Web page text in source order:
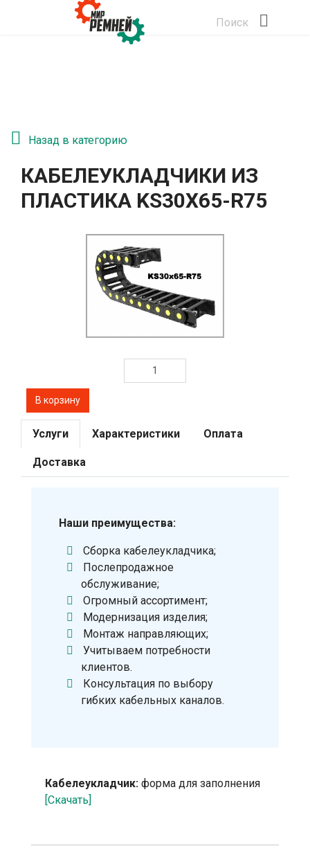
Поиск
Назад в категорию
КАБЕЛЕУКЛАДЧИКИ ИЗ
ПЛАСТИКА KS30Х65-R75
Услуги Характеристики Оплата
Доставка
Наши преимущества:
Сборка кабелеукладчика;
Послепродажное
обслуживание;
Огромный ассортимент;
Модернизация изделия;
Монтаж направляющих;
Учитываем потребности
клиентов.
Консультация по выбору
гибких кабельных каналов.
Кабелеукладчик: форма для заполнения
[Скачать]